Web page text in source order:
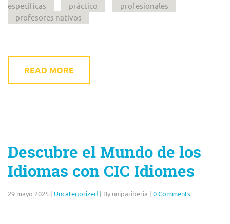
específicas
práctico
profesionales
profesores nativos
READ MORE
Descubre el Mundo de los
Idiomas con CIC Idiomes
29 mayo 2025 | Uncategorized | By unipariberia | 0 Comments